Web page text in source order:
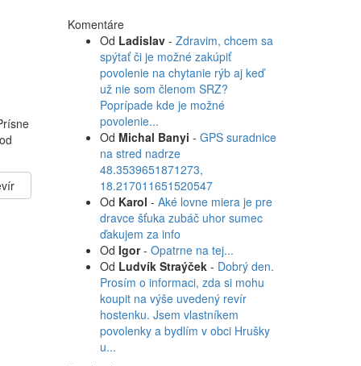
Komentáre
Od Ladislav - Zdravim, chcem sa
spýtať či je možné zakúpiť
povolenie na chytanie rýb aj keď
už nie som členom SRZ?
Poprípade kde je možné
povolenie...
Od Michal Banyi - GPS suradnice
na stred nadrze
48.3539651871273,
18.217011651520547
Od Karol - Aké lovne miera je pre
dravce šťuka zubáč uhor sumec
ďakujem za info
Od Igor- Opatrne na tej...
Od Ludvík Straýček- Dobrý den.
Prosím o informaci, zda si mohu
koupit na výše uvedený revír
hostenku. Jsem vlastníkem
povolenky a bydlím v obci Hrušky
u...